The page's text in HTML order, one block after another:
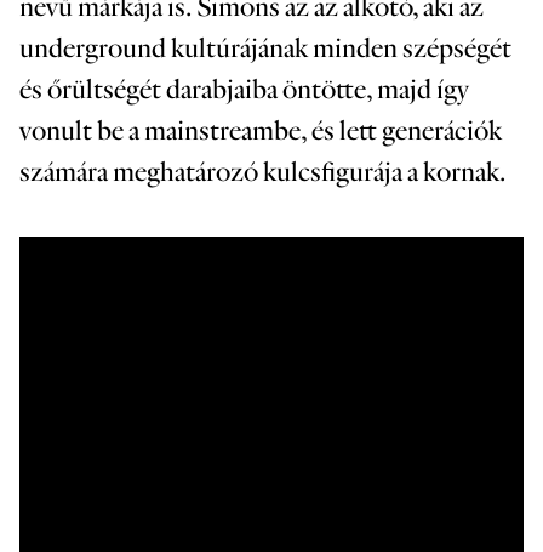
nevű márkája is. Simons az az alkotó, aki az
underground kultúrájának minden szépségét
és őrültségét darabjaiba öntötte, majd így
vonult be a mainstreambe, és lett generációk
számára meghatározó kulcsfigurája a kornak.